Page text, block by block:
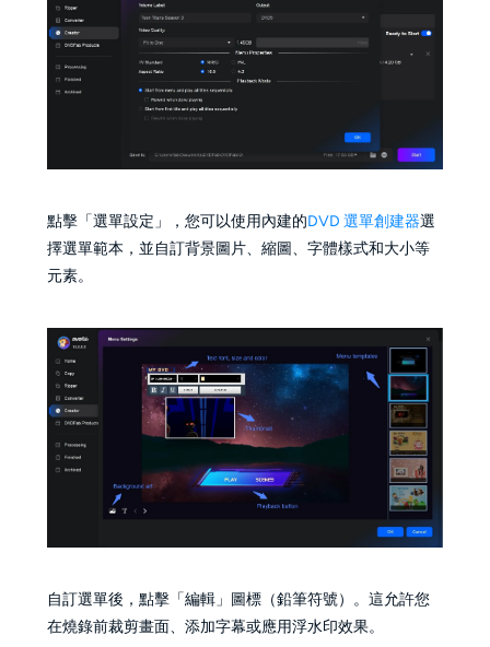
點擊「選單設定」，您可以使用內建的DVD 選單創建器選
擇選單範本，並自訂背景圖片、縮圖、字體樣式和大小等
元素。
自訂選單後，點擊「編輯」圖標（鉛筆符號）。這允許您
在燒錄前裁剪畫面、添加字幕或應用浮水印效果。